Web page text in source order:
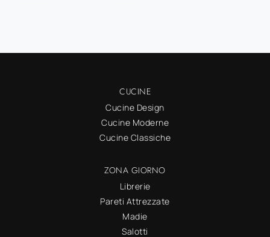
CUCINE
Cucine Design
Cucine Moderne
Cucine Classiche
ZONA GIORNO
Librerie
Pareti Attrezzate
Madie
Salotti